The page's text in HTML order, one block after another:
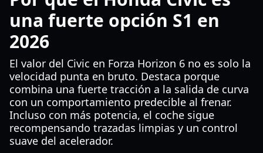
una fuerte opción S1 en
2026
El valor del Civic en Forza Horizon 6 no es solo la
velocidad punta en bruto. Destaca porque
combina una fuerte tracción a la salida de curva
con un comportamiento predecible al frenar.
Incluso con más potencia, el coche sigue
recompensando trazadas limpias y un control
suave del acelerador.